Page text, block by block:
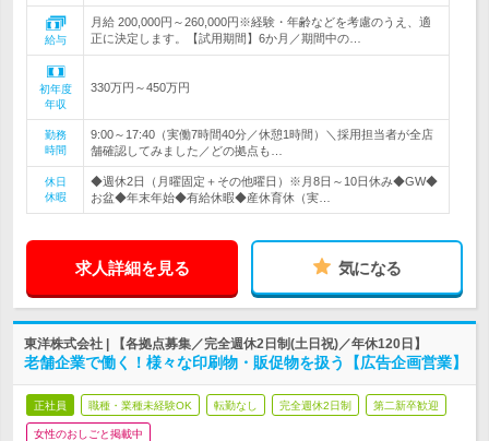
給与
月給 200,000円～260,000円※経験・年齢などを考慮のうえ、適
正に決定します。【試用期間】6か月／期間中の…
初年度
年収
330万円～450万円
勤務
時間
9:00～17:40（実働7時間40分／休憩1時間）＼採用担当者が全店
舗確認してみました／どの拠点も…
休日
休暇
◆週休2日（月曜固定＋その他曜日）※月8日～10日休み◆GW◆
お盆◆年末年始◆有給休暇◆産休育休（実…
求人詳細を見る 気になる
東洋株式会社 | 【各拠点募集／完全週休2日制(土日祝)／年休120日】
老舗企業で働く！様々な印刷物・販促物を扱う【広告企画営業】
正社員 職種・業種未経験OK 転勤なし 完全週休2日制 第二新卒歓迎
女性のおしごと掲載中